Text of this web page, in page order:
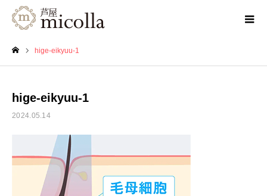
hige-eikyuu-1
hige-eikyuu-1
2024.05.14